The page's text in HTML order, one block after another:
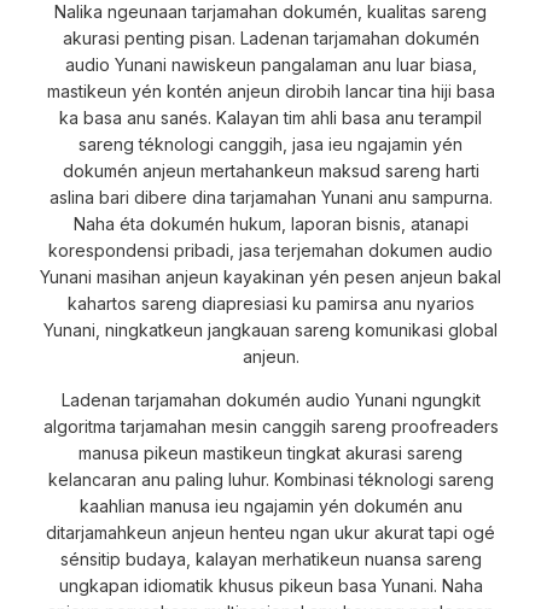
Nalika ngeunaan tarjamahan dokumén, kualitas sareng
akurasi penting pisan. Ladenan tarjamahan dokumén
audio Yunani nawiskeun pangalaman anu luar biasa,
mastikeun yén kontén anjeun dirobih lancar tina hiji basa
ka basa anu sanés. Kalayan tim ahli basa anu terampil
sareng téknologi canggih, jasa ieu ngajamin yén
dokumén anjeun mertahankeun maksud sareng harti
aslina bari dibere dina tarjamahan Yunani anu sampurna.
Naha éta dokumén hukum, laporan bisnis, atanapi
korespondensi pribadi, jasa terjemahan dokumen audio
Yunani masihan anjeun kayakinan yén pesen anjeun bakal
kahartos sareng diapresiasi ku pamirsa anu nyarios
Yunani, ningkatkeun jangkauan sareng komunikasi global
anjeun.
Ladenan tarjamahan dokumén audio Yunani ngungkit
algoritma tarjamahan mesin canggih sareng proofreaders
manusa pikeun mastikeun tingkat akurasi sareng
kelancaran anu paling luhur. Kombinasi téknologi sareng
kaahlian manusa ieu ngajamin yén dokumén anu
ditarjamahkeun anjeun henteu ngan ukur akurat tapi ogé
sénsitip budaya, kalayan merhatikeun nuansa sareng
ungkapan idiomatik khusus pikeun basa Yunani. Naha